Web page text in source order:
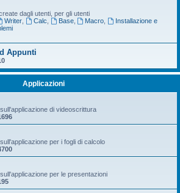
dagli utenti, per gli utenti
Writer, Calc Base, Macro
Installazione e
Appunti
Applicazioni
di videoscrittura
per i fogli di calcolo
per le presentazioni